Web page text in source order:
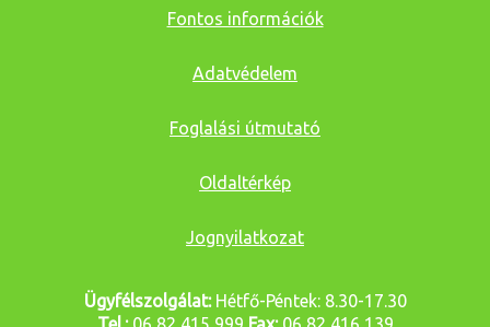
Fontos információk
Adatvédelem
Foglalási útmutató
Oldaltérkép
Jognyilatkozat
Ügyfélszolgálat:Hétfő-Péntek: 8.30-17.30